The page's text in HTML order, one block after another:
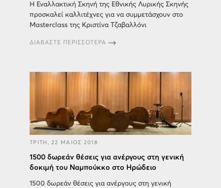
Η Εναλλακτική Σκηνή της Εθνικής Λυρικής Σκηνής
προσκαλεί καλλιτέχνες για να συμμετάσχουν στο
Masterclass της Κριστίνα Τζαβαλλόνι
ΔΙΑΒΑΣΤΕ ΠΕΡΙΣΣΟΤΕΡΑ
ΤΡΙΤΗ, 22 ΜΑΙΟΣ 2018
1500 δωρεάν θέσεις για ανέργους στη γενική
δοκιμή του Ναμπούκκο στο Ηρώδειο
1500 δωρεάν θέσεις για ανέργους στη γενική